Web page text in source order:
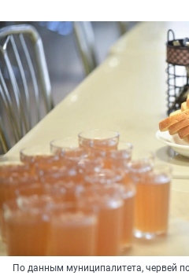
По данным муниципалитета, червей